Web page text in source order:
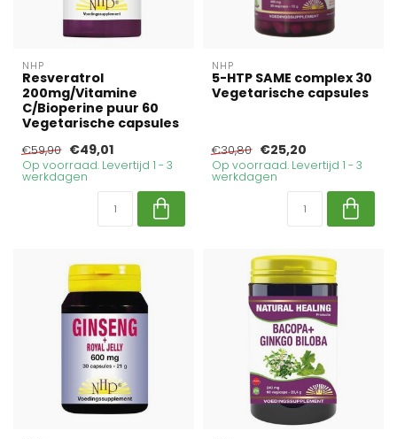
NHP
Resveratrol
200mg/Vitamine
C/Bioperine puur 60
Vegetarische capsules
€59,90 €49,01
Op voorraad. Levertijd 1 - 3
werkdagen
NHP
5-HTP SAME complex 30
Vegetarische capsules
€30,80 €25,20
Op voorraad. Levertijd 1 - 3
werkdagen